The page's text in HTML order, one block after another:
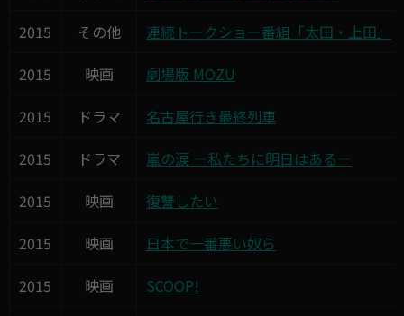
2015
その他
連続トークショー番組「太田・上田」
2015
映画
劇場版 MOZU
2015
ドラマ
名古屋行き最終列車
2015
ドラマ
嵐の涙 ―私たちに明日はある―
2015
映画
復讐したい
2015
映画
日本で一番悪い奴ら
2015
映画
SCOOP!